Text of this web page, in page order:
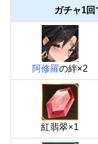
ガチャ1
阿修羅の絆×2
紅翡翠×1